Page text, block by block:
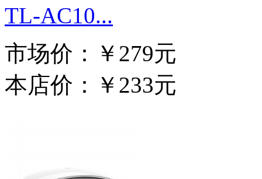
TL-AC10...
市场价：
￥279元
本店价：
￥233元